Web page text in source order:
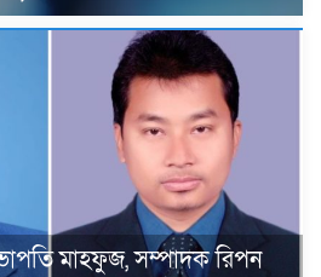
মাহফুজ, সম্পাদক রিপন